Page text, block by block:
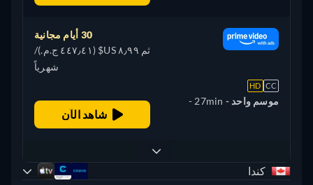
CC
HD
موسم واحد - 27min
-
30 أيام مجانية
ثم ٨٫٩٩ US$ (٤٤٧٫٤١ ج.م.‏)/
شهرياً
شاهد الآن
كندا